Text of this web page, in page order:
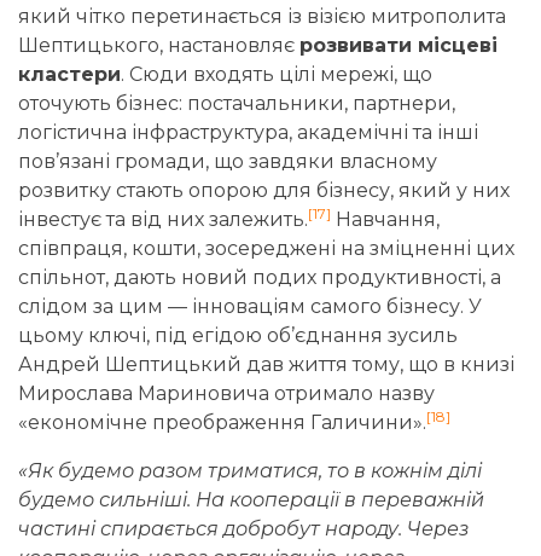
який чітко перетинається із візією митрополита
Шептицького, настановляє розвивати місцеві
кластери. Сюди входять цілі мережі, що
оточують бізнес: постачальники, партнери,
логістична інфраструктура, академічні та інші
пов’язані громади, що завдяки власному
розвитку стають опорою для бізнесу, який у них
інвестує та від них залежить.[17] Навчання,
співпраця, кошти, зосереджені на зміцненні цих
спільнот, дають новий подих продуктивності, а
слідом за цим — інноваціям самого бізнесу. У
цьому ключі, під егідою об’єднання зусиль
Андрей Шептицький дав життя тому, що в книзі
Мирослава Мариновича отримало назву
«економічне преображення Галичини».[18]
«Як будемо разом триматися, то в кожнім ділі
будемо сильніші. На кооперації в переважній
частині спирається добробут народу. Через